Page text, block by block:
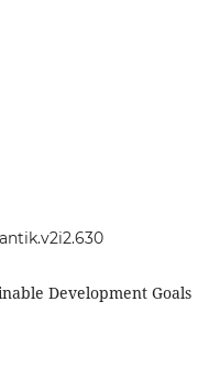
Development Goals